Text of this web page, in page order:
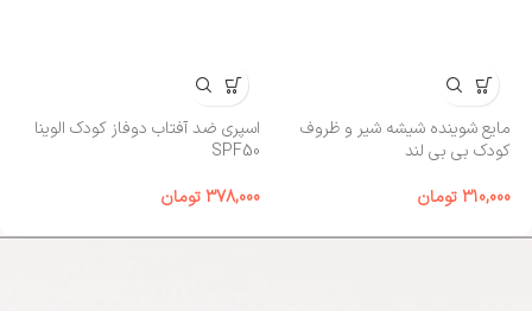
مایع شوینده شیشه شیر و ظروف
کودک بی‌ بی لند
310,000تومان
اسپری ضد آفتاب دوفاز کودک الوینا
SPF50
378,000تومان